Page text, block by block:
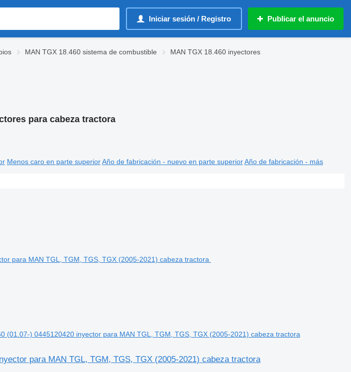
Iniciar sesión / Registro Publicar el anuncio
MAN TGX 18.460 sistema de combustible
MAN TGX 18.460 inyectores
para cabeza tractora
Menos caro en parte superior Año de fabricación - nuevo en parte superior Año de fabricación - más
(01.07-) 0445120420 inyector para MAN TGL, TGM, TGS, TGX (2005-2021) cabeza tractora
para MAN TGL, TGM, TGS, TGX (2005-2021) cabeza tractora